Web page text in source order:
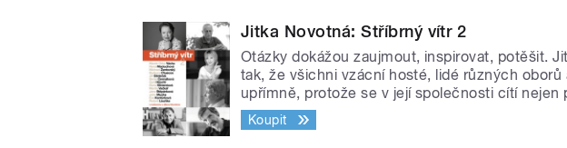
Jitka Novotná: Stříbrný vítr 2
Otázky dokážou zaujmout, inspirovat, potěšit.
tak, že všichni vzácní hosté, lidé různých oborů
upřímně, protože se v její společnosti cítí nejen
Koupit